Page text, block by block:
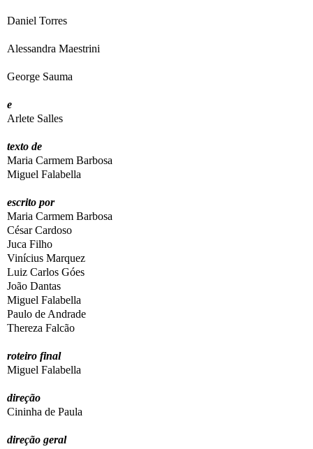
Daniel Torres
Alessandra Maestrini
George Sauma
e
Arlete Salles
texto de
Maria Carmem Barbosa
Miguel Falabella
escrito por
Maria Carmem Barbosa
César Cardoso
Juca Filho
Vinícius Marquez
Luiz Carlos Góes
João Dantas
Miguel Falabella
Paulo de Andrade
Thereza Falcão
roteiro final
Miguel Falabella
direção
Cininha de Paula
direção geral